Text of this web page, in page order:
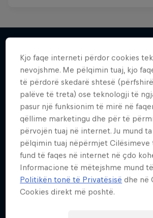
Më shumë si kjo
Kjo faqe interneti përdor cookies
nevojshme. Me pëlqimin tuaj, kjo
të përdorë skedarë shtesë
palëve të treta) ose teknologji të
pasur një funksionim të mirë në
qëllime marketingu dhe për të
përvojën tuaj në internet. Ju mund
pëlqimin tuaj nëpërmjet Cilësimeve
fund të faqes në internet në çdo
Informacione të mëtejshme mund
Politikën tonë të Privatësisë dhe në
Cookies direkt më poshtë.